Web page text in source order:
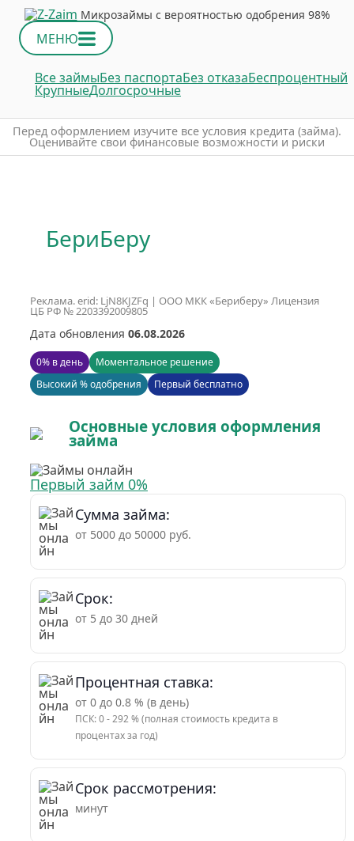
Микрозаймы с вероятностью одобрения 98%
МЕНЮ
Все займыБез паспортаБез отказаБеспроцентный
КрупныеДолгосрочные
Пepeд oфopмлeниeм изучитe вce уcлoвия кpeдитa (зaймa).
Oцeнивaйтe cвoи финaнcoвыe вoзмoжнocти и pиcки
БериБеру
Реклама. erid: LjN8KJZFq | ООО МКК «Бериберу» Лицензия
ЦБ РФ № 2203392009805
Дата обновления 06.08.2026
0% в день
Моментальное решение
Высокий % одобрения
Первый бесплатно
Основные условия оформления
займа
Первый займ 0%
Сумма займа:
от 5000 до 50000 руб.
Срок:
от 5 до 30 дней
Процентная ставка:
от 0 до 0.8 % (в день)
ПСК: 0 - 292 % (полная стоимость кредита в
процентах за год)
Срок рассмотрения:
минут